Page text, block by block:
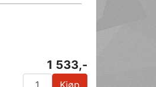
1 533,-
Kjøp